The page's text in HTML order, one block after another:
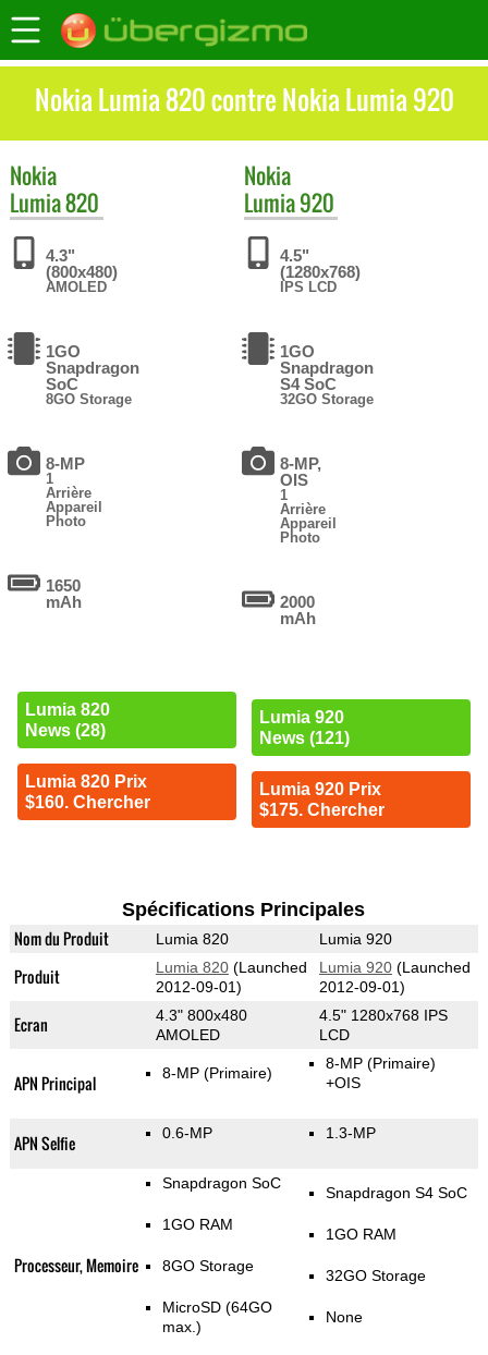
Nokia Lumia 820 contre Nokia Lumia 920
Nokia
Lumia 820
4.3"
(800x480)
AMOLED
1GO
Snapdragon
SoC
8GO Storage
8-MP
1
Arrière
Appareil
Photo
1650
mAh
Lumia 820
News (28)
Lumia 820 Prix
$160. Chercher
Nokia
Lumia 920
4.5"
(1280x768)
IPS LCD
1GO
Snapdragon
S4 SoC
32GO Storage
8-MP,
OIS
1
Arrière
Appareil
Photo
2000
mAh
Lumia 920
News (121)
Lumia 920 Prix
$175. Chercher
Spécifications Principales
Nom du Produit Lumia 820 Lumia 920
Produit Lumia 820(Launched
2012-09-01)
Lumia 920(Launched
2012-09-01)
Ecran
4.3" 800x480
AMOLED
4.5" 1280x768 IPS
LCD
APN Principal 8-MP (Primaire)
8-MP (Primaire)
+OIS
APN Selfie 0.6-MP 1.3-MP
Processeur, Memoire
Snapdragon SoC
1GO RAM
8GO Storage
MicroSD (64GO
max.)
Snapdragon S4 SoC
1GO RAM
32GO Storage
None